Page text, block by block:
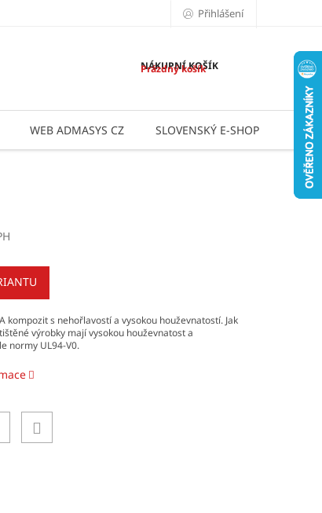
Přihlášení
NÁKUPNÍ KOŠÍK
Prázdný košík
WEB ADMASYS CZ SLOVENSKÝ E-SHOP
kompozit s nehořlavostí a vysokou houževnatostí. Jak
výrobky mají vysokou houževnatost a
normy UL94-V0.